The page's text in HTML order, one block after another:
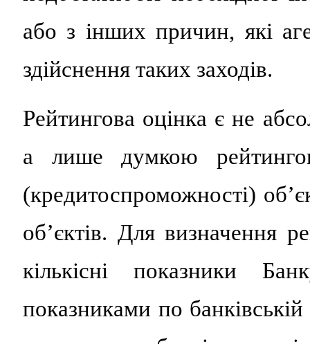
або з інших причин, які
здійснення таких заходів.
Рейтингова оцінка є не
а лише думкою
(кредитоспроможності)
об’єктів. Для визначення
кількісні показники
показниками по